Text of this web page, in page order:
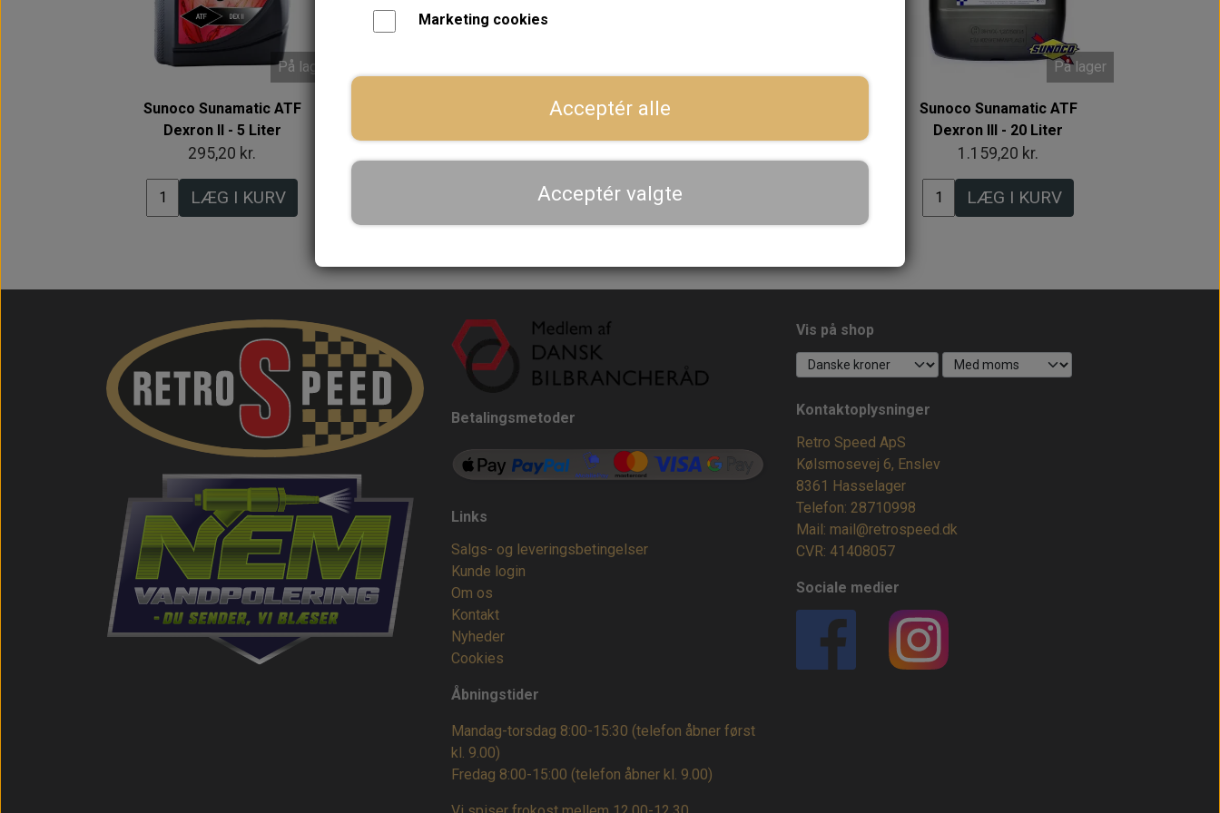
På lager
Sunoco Sunamatic ATF
Dexron II - 5 Liter
295,20 kr.
LÆG I KURV
Sunoco Sunamatic ATF
LÆG I KURV
Sunoco Sunamatic ATF
På lager
Sunoco Sunamatic ATF
Dexron III - 20 Liter
1.159,20 kr.
LÆG I KURV
Betalingsmetoder
Links
Salgs- og leveringsbetingelser
Kunde login
Om os
Kontakt
Nyheder
Cookies
Åbningstider
Mandag-torsdag 8:00-15:30 (telefon åbner først
kl. 9.00)
Fredag 8:00-15:00 (telefon åbner kl. 9.00)
Vis på shop
Kontaktoplysninger
Retro Speed ApS
Kølsmosevej 6, Enslev
8361 Hasselager
Telefon: 28710998
Mail: mail@retrospeed.dk
CVR: 41408057
Sociale medier
Marketing cookies
Acceptér alle
Acceptér valgte